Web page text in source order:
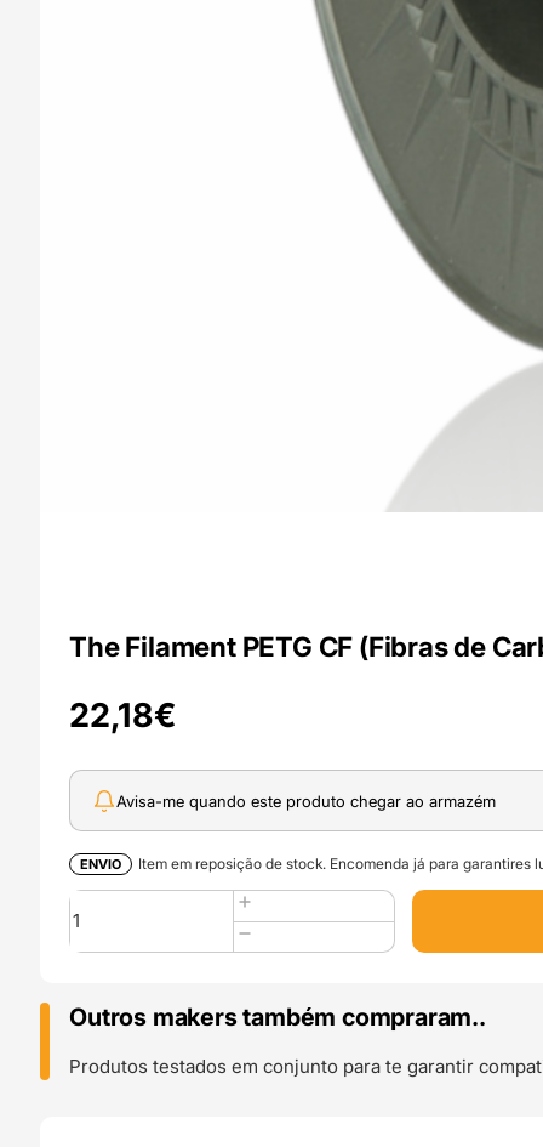
The Filament PETG CF (Fibras de
22,18€
Avisa-me quando este produto chegar ao armazém
ENVIO Item em reposição de stock. Encomenda já para garantires
Quantidade
de
The
PETG
(Fibras
Outros makers também compraram..
Produtos testados em conjunto para te garantir